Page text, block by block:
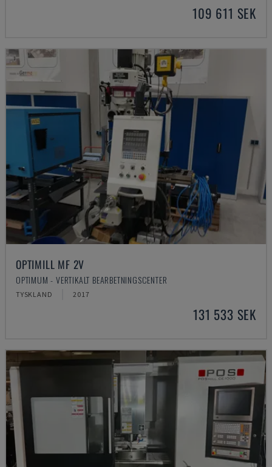
109 611 SEK
OPTIMILL MF 2V
OPTIMUM - VERTIKALT BEARBETNINGSCENTER
TYSKLAND 2017
131 533 SEK